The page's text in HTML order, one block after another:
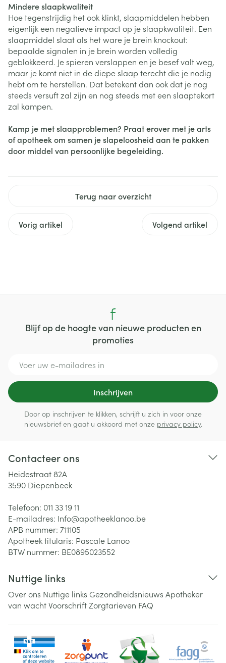
Mindere slaapkwaliteit
Hoe tegenstrijdig het ook klinkt, slaapmiddelen hebben
eigenlijk een negatieve impact op je slaapkwaliteit. Een
slaapmiddel slaat als het ware je brein knockout:
bepaalde signalen in je brein worden volledig
geblokkeerd. Je spieren verslappen en je besef valt weg,
maar je komt niet in de diepe slaap terecht die je nodig
hebt om te herstellen. Dat betekent dan ook dat je nog
steeds versuft zal zijn en nog steeds met een slaaptekort
zal kampen.
Kamp je met slaapproblemen? Praat erover met je arts
of apotheek om samen je slapeloosheid aan te pakken
door middel van persoonlijke begeleiding.
Terug naar overzicht
Vorig artikel Volgend artikel
Blijf op de hoogte van nieuwe producten en
promoties
Inschrijven
Door op inschrijven te klikken, schrijft u zich in voor onze
nieuwsbrief en gaat u akkoord met onze privacy policy.
Contacteer ons
Heidestraat 82A
3590 Diepenbeek
Telefoon: 011 33 19 11
E-mailadres: Info@apotheeklanoo.be
APB nummer: 711105
Apotheek titularis: Pascale Lanoo
BTW nummer: BE0895023552
Nuttige links
Over ons Nuttige links Gezondheidsnieuws Apotheker
van wachtVoorschriftZorgtarieven FAQ